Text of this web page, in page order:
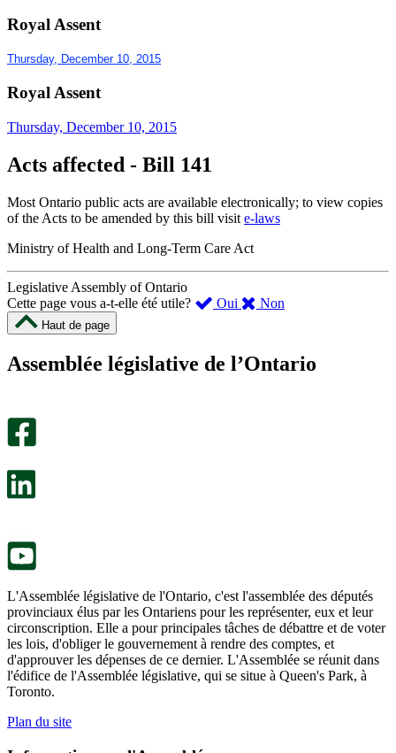
Royal Assent
Thursday, December 10, 2015
Royal Assent
Thursday, December 10, 2015
Acts affected - Bill 141
Most Ontario public acts are available electronically; to view copies
of the Acts to be amended by this bill visit e-laws
Ministry of Health and Long-Term Care Act
Legislative Assembly of Ontario
Cette page vous a-t-elle été utile?
Oui ,
été
Non
m’a
Haut de page
Assemblée législative de l’Ontario
L'Assemblée législative de l'Ontario, c'est l'assemblée des députés
provinciaux élus par les Ontariens pour les représenter, eux et leur
circonscription. Elle a pour principales tâches de débattre et de voter
les lois, d'obliger le gouvernement à rendre des comptes, et
d'approuver les dépenses de ce dernier. L'Assemblée se réunit dans
l'édifice de l'Assemblée législative, qui se situe à Queen's Park, à
Toronto.
Plan du site